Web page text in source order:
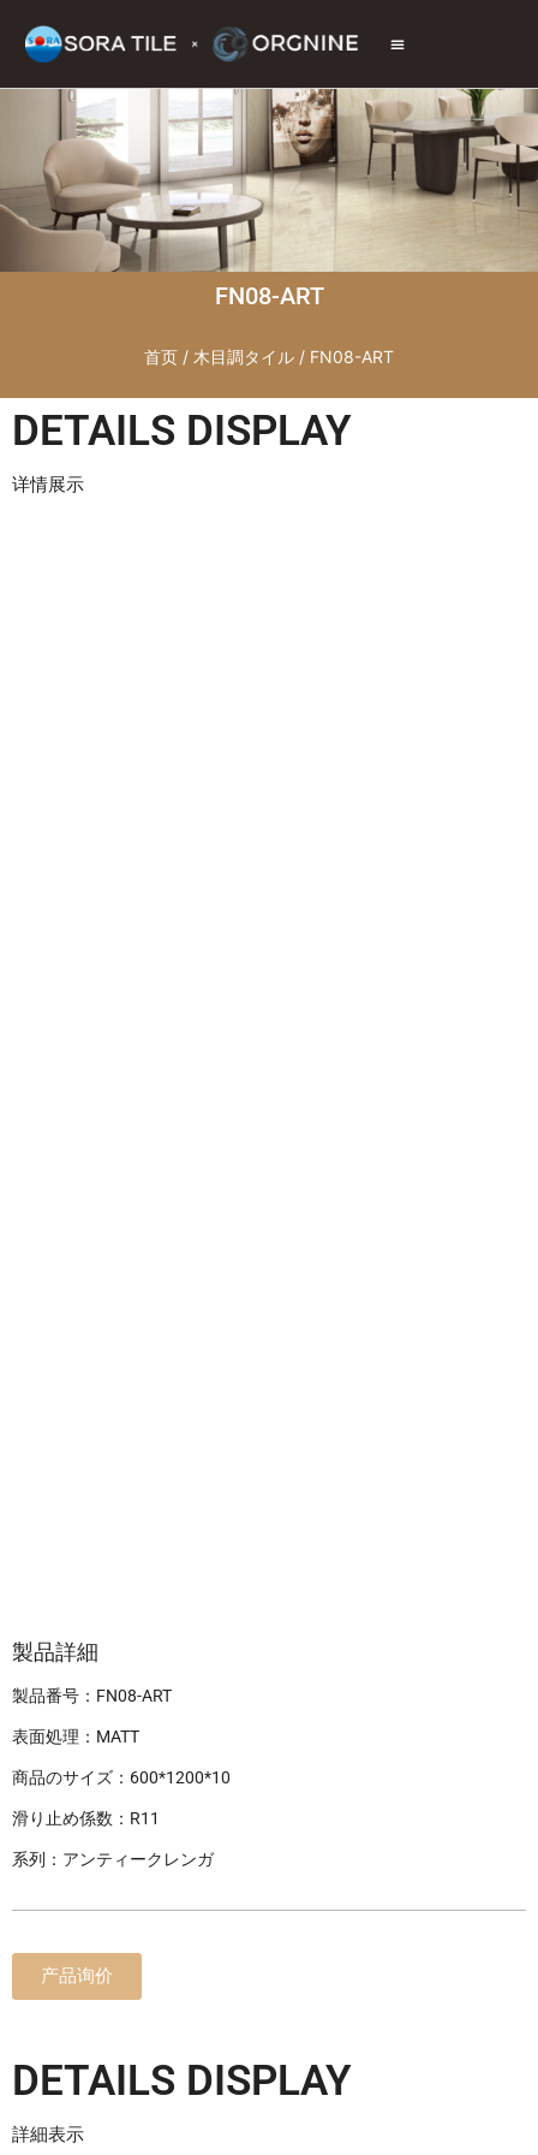
FN08-ART
首页 / 木目調タイル / FN08-ART
DETAILS DISPLAY
详情展示
製品詳細
製品番号：FN08-ART
表面処理：MATT
商品のサイズ：600*1200*10
滑り止め係数：R11
系列：アンティークレンガ
产品询价
DETAILS DISPLAY
詳細表示